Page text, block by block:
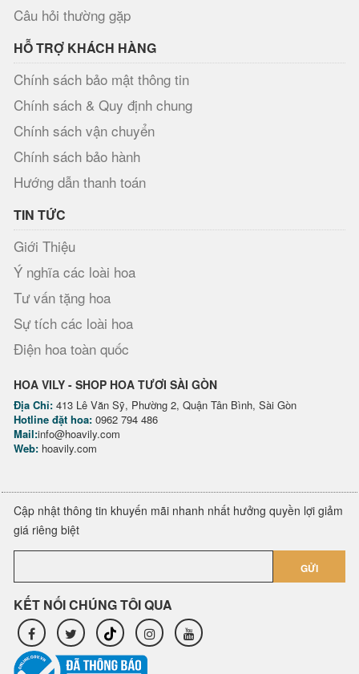
Câu hỏi thường gặp
HỖ TRỢ KHÁCH HÀNG
Chính sách bảo mật thông tin
Chính sách & Quy định chung
Chính sách vận chuyển
Chính sách bảo hành
Hướng dẫn thanh toán
TIN TỨC
Giới Thiệu
Ý nghĩa các loài hoa
Tư vấn tặng hoa
Sự tích các loài hoa
Điện hoa toàn quốc
HOA VILY - SHOP HOA TƯƠI SÀI GÒN
Địa Chỉ: 413 Lê Văn Sỹ, Phường 2, Quận Tân Bình, Sài Gòn
Hotline đặt hoa: 0962 794 486
Mail:info@hoavily.com
Web: hoavily.com
Cập nhật thông tin khuyến mãi nhanh nhất hưởng quyền lợi giảm
giá riêng biệt
GỬI
KẾT NỐI CHÚNG TÔI QUA